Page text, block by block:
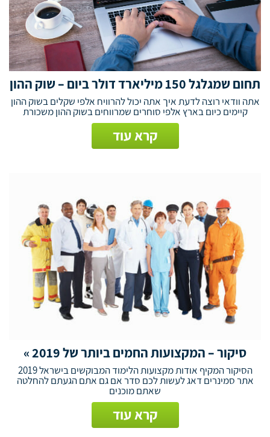
תחום שמגלגל 150 מיליארד דולר ביום – שוק ההון
אתה וודאי רוצה לדעת איך אתה יכול להרוויח אלפי שקלים בשוק ההון
קיימים כיום בארץ אלפי סוחרים שמרווחים בשוק ההון משכורת
קרא עוד
סיקור – המקצועות החמים ביותר של 2019 »
הסיקור המקיף אודות מקצועות הלימוד המבוקשים בישראל 2019
אתר סמינרים דאג לעשות לכם סדר אם גם אתם הגעתם להחלטה
שאתם מוכנים
קרא עוד